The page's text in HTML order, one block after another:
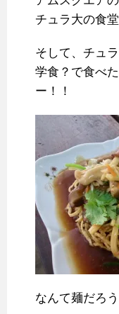
チュラ大の食
そして、チュ
学食？で食べ
ー！！
なんて麺だろう